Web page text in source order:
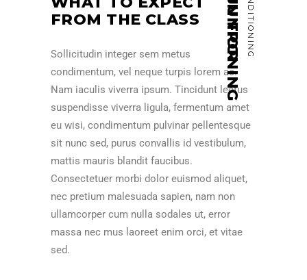
FROM THE CLASS
Sollicitudin integer sem metus
condimentum, vel neque turpis lorem ac.
Nam iaculis viverra ipsum. Tincidunt lectus
suspendisse viverra ligula, fermentum amet
eu wisi, condimentum pulvinar pellentesque
sit nunc sed, purus convallis id vestibulum,
mattis mauris blandit faucibus.
Consectetuer morbi dolor euismod aliquet,
nec pretium malesuada sapien, nam non
ullamcorper cum nulla sodales ut, error
massa nec mus laoreet enim orci, et vitae
sed.